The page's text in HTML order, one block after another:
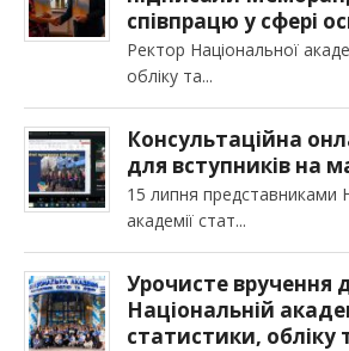
співпрацю у сфері
Ректор Національної
обліку та
Консультаційна
для вступників на
15 липня представниками
академії стат
Урочисте вручення
Національній
статистики, обліку